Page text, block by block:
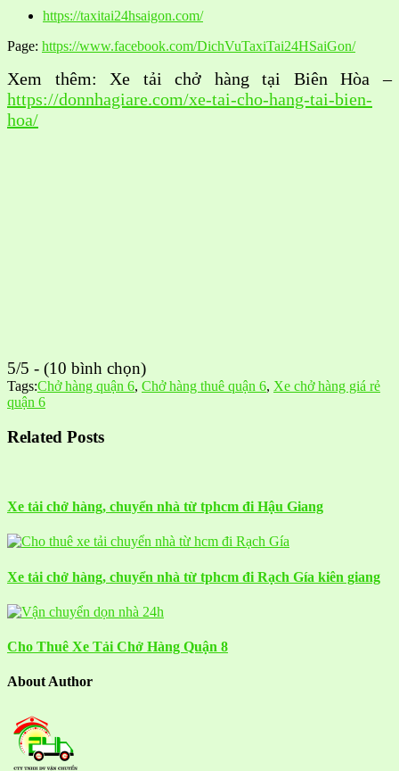
https://taxitai24hsaigon.com/
Page: https://www.facebook.com/DichVuTaxiTai24HSaiGon/
Xem thêm: Xe tải chở hàng tại Biên Hòa –
https://donnhagiare.com/xe-tai-cho-hang-tai-bien-
hoa/
5/5 - (10 bình chọn)
Tags:Chở hàng quận 6, Chở hàng thuê quận 6, Xe chở hàng giá rẻ
quận 6
Related Posts
Xe tải chở hàng, chuyển nhà từ tphcm đi Hậu Giang
Xe tải chở hàng, chuyển nhà từ tphcm đi Rạch Gía kiên giang
Cho Thuê Xe Tải Chở Hàng Quận 8
About Author